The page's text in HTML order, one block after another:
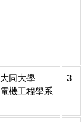
大同大學
電機工程學系
3